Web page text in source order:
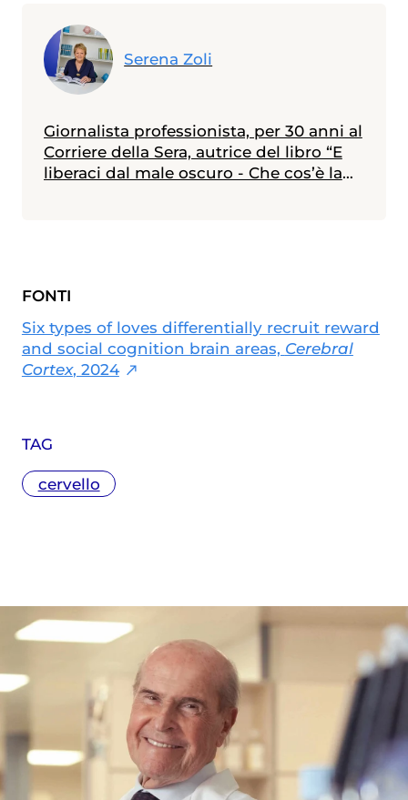
TAG
cervello
Serena Zoli
Giornalista professionista, per 30 anni al
Corriere della Sera, autrice del libro “E
liberaci dal male oscuro - Che cos’è la
FONTI
Six types of loves differentially recruit reward
and social cognition brain areas, Cerebral
Cortex, 2024